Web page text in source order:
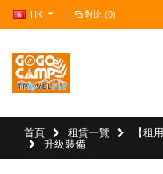
HK 對比 (0)
首頁 租賃一覽 【租
升級裝備